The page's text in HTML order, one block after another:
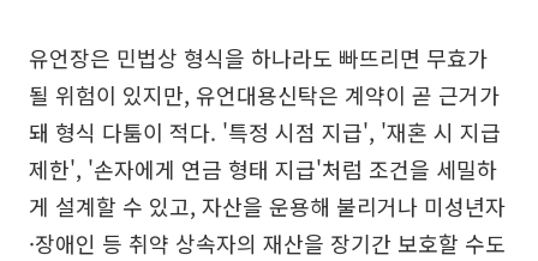
유언장은 민법상 형식을 하나라도 빠뜨리면 무효가
될 위험이 있지만, 유언대용신탁은 계약이 곧 근거가
돼 형식 다툼이 적다. '특정 시점 지급', '재혼 시 지급
제한', '손자에게 연금 형태 지급'처럼 조건을 세밀하
게 설계할 수 있고, 자산을 운용해 불리거나 미성년자
·장애인 등 취약 상속자의 재산을 장기간 보호할 수도